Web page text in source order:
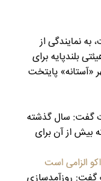
نمایندگی از
بلندپایه برای
«آستانه» پایتخت
گفت: سال گذشته
۳۰۳ همت بوده که بیش از آن برای